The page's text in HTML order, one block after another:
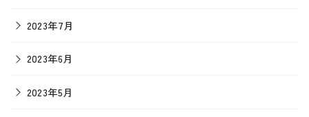
2023年7月
2023年6月
2023年5月